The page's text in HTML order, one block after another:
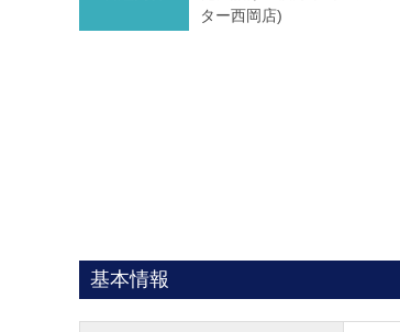
ター西岡店)
基本情報